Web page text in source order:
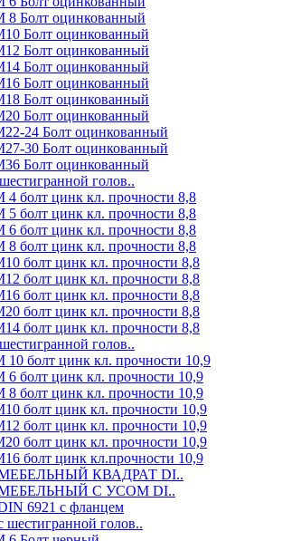
8 Болт оцинкованный
Болт оцинкованный
Болт оцинкованный
Болт оцинкованный
Болт оцинкованный
Болт оцинкованный
Болт оцинкованный
24 Болт оцинкованный
30 Болт оцинкованный
Болт оцинкованный
голов..
4 болт цинк кл. прочности 8,8
5 болт цинк кл. прочности 8,8
6 болт цинк кл. прочности 8,8
8 болт цинк кл. прочности 8,8
болт цинк кл. прочности 8,8
болт цинк кл. прочности 8,8
болт цинк кл. прочности 8,8
болт цинк кл. прочности 8,8
болт цинк кл. прочности 8,8
голов..
10 болт цинк кл. прочности 10,9
6 болт цинк кл. прочности 10,9
8 болт цинк кл. прочности 10,9
болт цинк кл. прочности 10,9
болт цинк кл. прочности 10,9
болт цинк кл. прочности 10,9
болт цинк кл.прочности 10,9
КВАДРАТ DI..
С УСОМ DI..
6921 c фланцем
голов..